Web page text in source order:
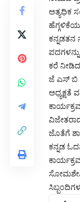
ಅತ್ಯಧಿಕ
ಹೆಗ್ಗಳಿಕೆಯು
ಕನ್ನಡತನ
ಕರೆ
ಜೆ ಎಸ್ ಬಿ
ಅಧ್ಯಕ್ಷತೆ
ಜೊತೆಗೆ
ಕನ್ನಡ